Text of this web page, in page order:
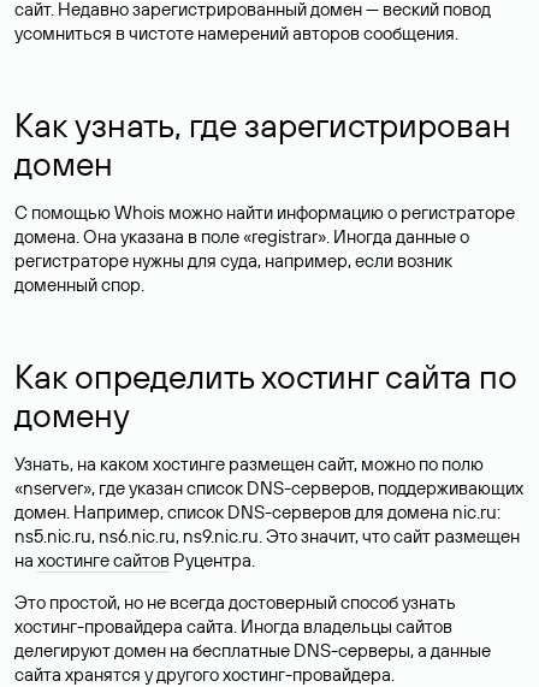
сайт. Недавно зарегистрированный домен — веский повод
усомниться в чистоте намерений авторов сообщения.
Как узнать, где зарегистрирован
домен
С помощью Whois можно найти информацию о регистраторе
домена. Она указана в поле «registrar». Иногда данные о
регистраторе нужны для суда, например, если возник
доменный спор.
Как определить хостинг сайта по
домену
Узнать, на каком хостинге размещен сайт, можно по полю
«nserver», где указан список DNS-серверов, поддерживающих
домен. Например, список DNS-серверов для домена nic.ru:
ns5.nic.ru, ns6.nic.ru, ns9.nic.ru. Это значит, что сайт размещен
на хостинге сайтов Руцентра.
Это простой, но не всегда достоверный способ узнать
хостинг-провайдера сайта. Иногда владельцы сайтов
делегируют домен на бесплатные DNS-серверы, а данные
сайта хранятся у другого хостинг-провайдера.